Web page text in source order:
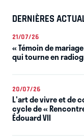
DERNIÈRES
21/07/26
« Témoin de
qui tourne en
20/07/26
L'art de vivre et de
cycle de «
Édouard VII